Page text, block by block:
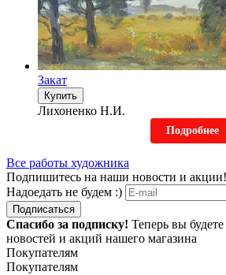
Закат
Купить
Лихоненко Н.И.
Подробнее
Все работы художника
Подпишитесь на наши новости и акции!
Надоедать не будем :)
Подписаться
Спасибо за подписку! Теперь вы будете
новостей и акций нашего магазина
Покупателям
Покупателям